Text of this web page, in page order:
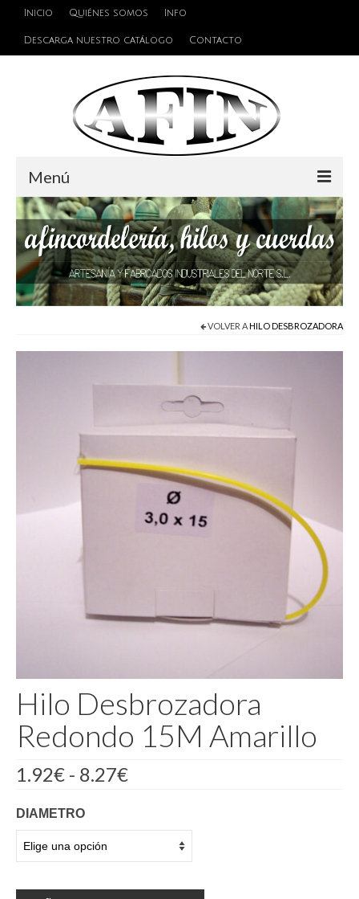
Inicio Quiénes somos Info
Descarga nuestro catálogo Contacto
Menú
Cuerdas
Hilos
Alambres y Cables
Accesorios de unión
Pegamento
VOLVER AHILO DESBROZADORA
Hilo Desbrozadora
Redondo 15M Amarillo
1.92€ - 8.27€Rango
1.92€
8.27€
DIAMETRO